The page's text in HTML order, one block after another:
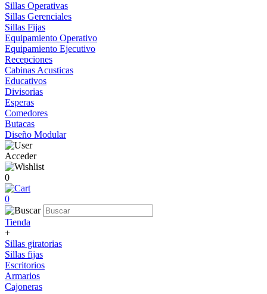
Sillas Operativas
Sillas Gerenciales
Sillas Fijas
Equipamiento Operativo
Equipamiento Ejecutivo
Recepciones
Cabinas Acusticas
Educativos
Divisorias
Esperas
Comedores
Butacas
Diseño Modular
Acceder
0
0
Tienda
+
Sillas giratorias
Sillas fijas
Escritorios
Armarios
Cajoneras